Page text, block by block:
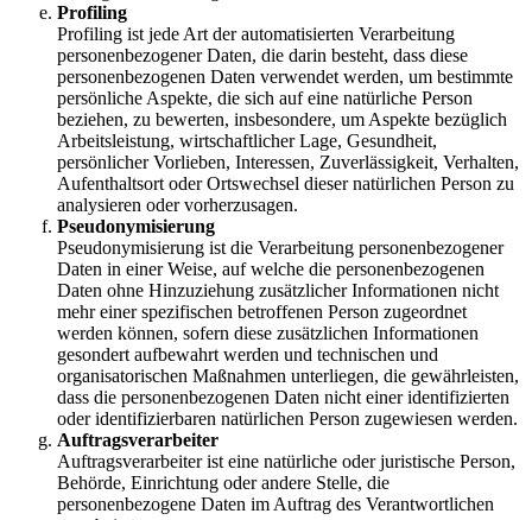
Profiling
Profiling ist jede Art der automatisierten Verarbeitung
personenbezogener Daten, die darin besteht, dass diese
personenbezogenen Daten verwendet werden, um bestimmte
persönliche Aspekte, die sich auf eine natürliche Person
beziehen, zu bewerten, insbesondere, um Aspekte bezüglich
Arbeitsleistung, wirtschaftlicher Lage, Gesundheit,
persönlicher Vorlieben, Interessen, Zuverlässigkeit, Verhalten,
Aufenthaltsort oder Ortswechsel dieser natürlichen Person zu
analysieren oder vorherzusagen.
Pseudonymisierung
Pseudonymisierung ist die Verarbeitung personenbezogener
Daten in einer Weise, auf welche die personenbezogenen
Daten ohne Hinzuziehung zusätzlicher Informationen nicht
mehr einer spezifischen betroffenen Person zugeordnet
werden können, sofern diese zusätzlichen Informationen
gesondert aufbewahrt werden und technischen und
organisatorischen Maßnahmen unterliegen, die gewährleisten,
dass die personenbezogenen Daten nicht einer identifizierten
oder identifizierbaren natürlichen Person zugewiesen werden.
Auftragsverarbeiter
Auftragsverarbeiter ist eine natürliche oder juristische Person,
Behörde, Einrichtung oder andere Stelle, die
personenbezogene Daten im Auftrag des Verantwortlichen